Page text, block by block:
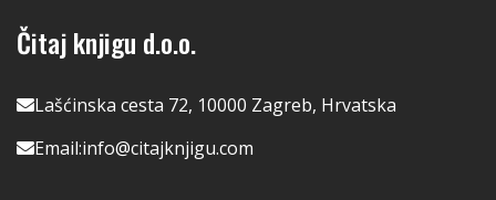
Čitaj knjigu d.o.o.
Lašćinska cesta 72, 10000 Zagreb, Hrvatska
Email:info@citajknjigu.com